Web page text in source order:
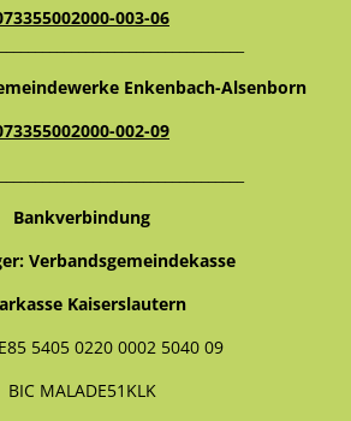
003-06
Enkenbach-Alsenborn
002-09
Bankverbindung
Verbandsgemeindekasse
Kaiserslautern
5405 0220 0002 5040 09
BIC MALADE51KLK